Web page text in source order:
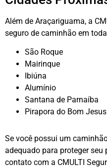
Além de Araçariguama, a
seguro de caminhão em
São Roque
Mairinque
Ibiúna
Alumínio
Santana de Parnaíba
Pirapora do Bom Jesus
Se você possui um
adequado para proteger
contato com a CMULTI